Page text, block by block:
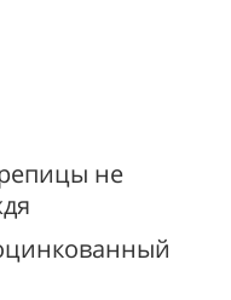
не